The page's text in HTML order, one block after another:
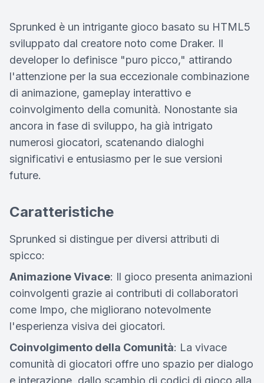
Sprunked è un intrigante gioco basato su HTML5
sviluppato dal creatore noto come Draker. Il
developer lo definisce "puro picco," attirando
l'attenzione per la sua eccezionale combinazione
di animazione, gameplay interattivo e
coinvolgimento della comunità. Nonostante sia
ancora in fase di sviluppo, ha già intrigato
numerosi giocatori, scatenando dialoghi
significativi e entusiasmo per le sue versioni
future.
Caratteristiche
Sprunked si distingue per diversi attributi di
spicco:
Animazione Vivace: Il gioco presenta animazioni
coinvolgenti grazie ai contributi di collaboratori
come Impo, che migliorano notevolmente
l'esperienza visiva dei giocatori.
Coinvolgimento della Comunità: La vivace
comunità di giocatori offre uno spazio per dialogo